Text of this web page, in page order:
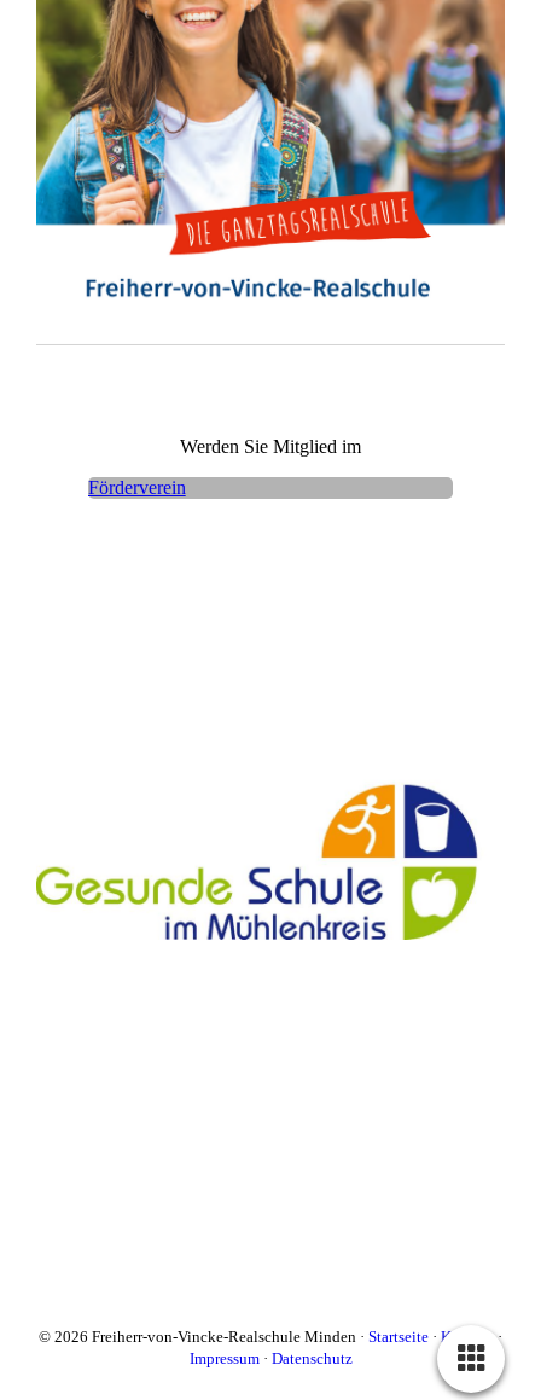
Werden Sie Mitglied im
Förderverein
© 2026 Freiherr-von-Vincke-Realschule Minden · Startseite · Kontakt·
Impressum· Datenschutz